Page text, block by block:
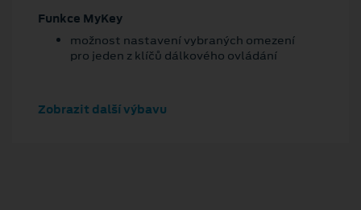
Funkce MyKey
možnost nastavení vybraných omezení
pro jeden z klíčů dálkového ovládání
Zobrazit další výbavu